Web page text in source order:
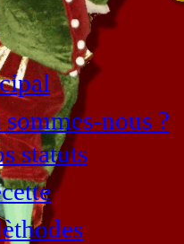
nous ?
statuts